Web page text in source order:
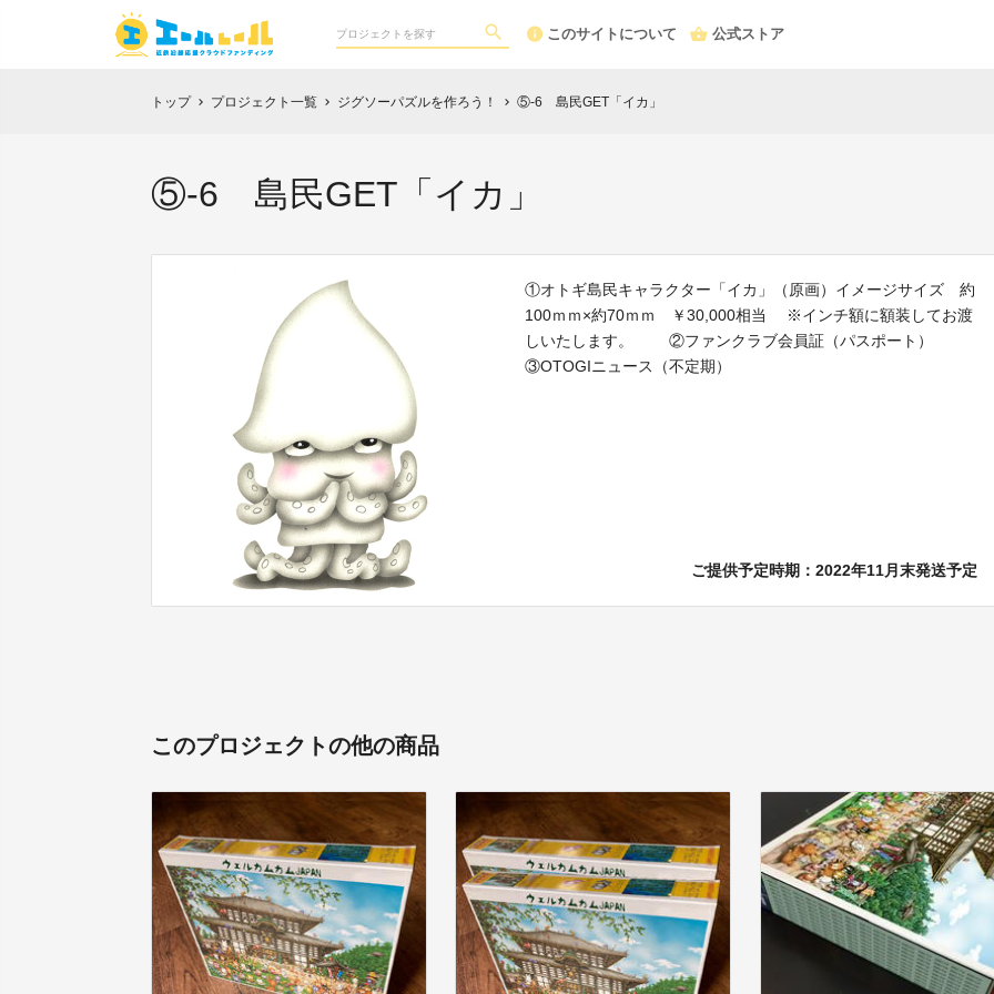
このサイトについて 公式ストア
トップ chevron_right プロジェクト一覧 chevron_right ジグソーパズルを作ろう！ chevron_right ⑤-6 島民GET「イカ」
⑤-6 島民GET「イカ」
①オトギ島民キャラクター「イカ」（原画）イメージサイズ 約
100ｍｍ×約70ｍｍ ￥30,000相当 ※インチ額に額装してお渡
しいたします。 ②ファンクラブ会員証（パスポート）
③OTOGIニュース（不定期）
ご提供予定時期：2022年11月末発送予定
このプロジェクトの他の商品